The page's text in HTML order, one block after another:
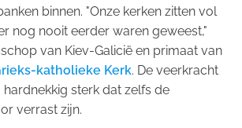
binnen. "Onze kerken zitten vol
nog nooit eerder waren geweest,"
van Kiev-Galicië en primaat van
katholieke Kerk. De veerkracht
hardnekkig sterk dat zelfs de
verrast zijn.